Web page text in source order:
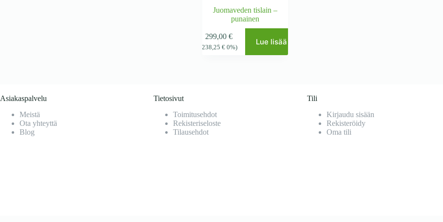
Juomaveden tislain –
punainen
299,00 €
238,25 € 0%)
Lue lisää
Asiakaspalvelu
Meistä
Ota yhteyttä
Blog
Tietosivut
Toimitusehdot
Rekisteriseloste
Tilausehdot
Tili
Kirjaudu sisään
Rekisteröidy
Oma tili